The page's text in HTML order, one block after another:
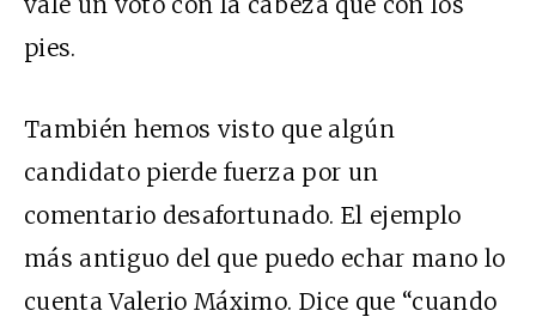
pies.
También hemos visto que algún
candidato pierde fuerza por un
comentario desafortunado. El ejemplo
más antiguo del que puedo echar mano lo
cuenta Valerio Máximo. Dice que “cuando